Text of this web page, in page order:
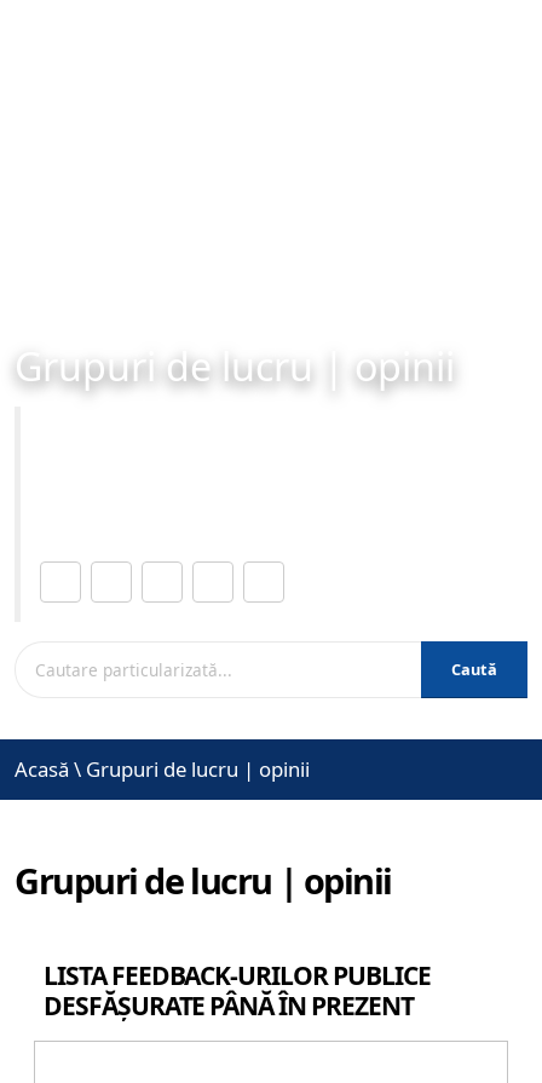
Grupuri de lucru | opinii
Caută
Acasă \ Grupuri de lucru | opinii
Grupuri de lucru | opinii
LISTA FEEDBACK-URILOR PUBLICE
DESFĂȘURATE PÂNĂ ÎN PREZENT